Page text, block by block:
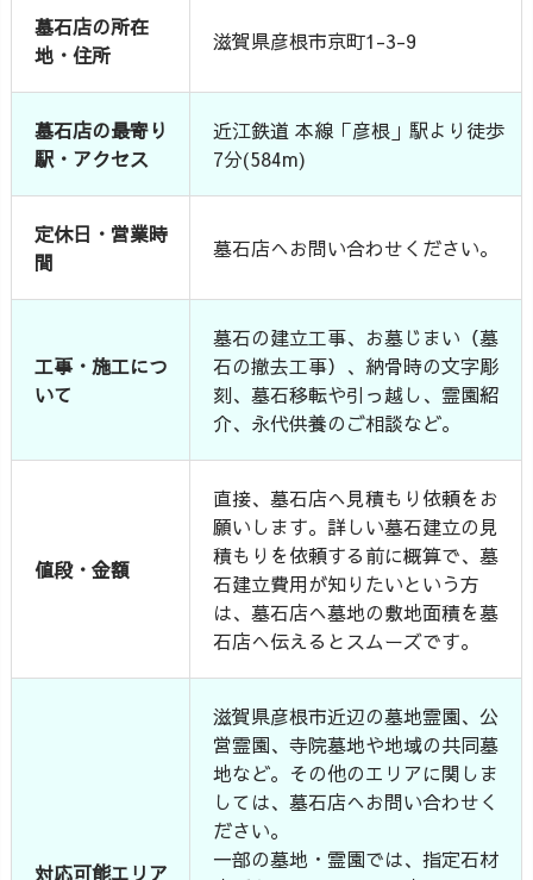
墓石店の所在
地・住所
滋賀県彦根市京町1-3-9
墓石店の最寄り
駅・アクセス
近江鉄道 本線「彦根」駅より徒歩
7分(584m)
定休日・営業時
間
墓石店へお問い合わせください。
工事・施工につ
いて
墓石の建立工事、お墓じまい（墓
石の撤去工事）、納骨時の文字彫
刻、墓石移転や引っ越し、霊園紹
介、永代供養のご相談など。
値段・金額
直接、墓石店へ見積もり依頼をお
願いします。詳しい墓石建立の見
積もりを依頼する前に概算で、墓
石建立費用が知りたいという方
は、墓石店へ墓地の敷地面積を墓
石店へ伝えるとスムーズです。
対応可能エリア
滋賀県彦根市近辺の墓地霊園、公
営霊園、寺院墓地や地域の共同墓
地など。その他のエリアに関しま
しては、墓石店へお問い合わせく
ださい。
一部の墓地・霊園では、指定石材